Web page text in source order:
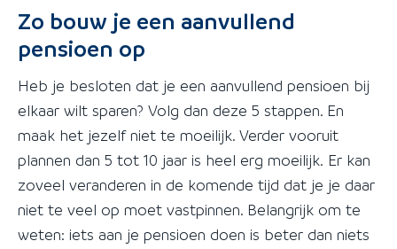
Zo bouw je een aanvullend
pensioen op
Heb je besloten dat je een aanvullend pensioen bij
elkaar wilt sparen? Volg dan deze 5 stappen. En
maak het jezelf niet te moeilijk. Verder vooruit
plannen dan 5 tot 10 jaar is heel erg moeilijk. Er kan
zoveel veranderen in de komende tijd dat je je daar
niet te veel op moet vastpinnen. Belangrijk om te
weten: iets aan je pensioen doen is beter dan niets